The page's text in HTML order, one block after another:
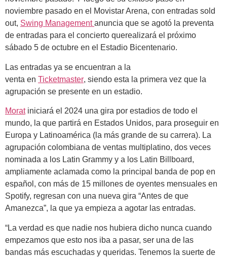
noviembre pasado en el Movistar Arena, con entradas sold
out, Swing Managementanuncia que se agotó la preventa
de entradas para el concierto querealizará el próximo
sábado 5 de octubre en el Estadio Bicentenario.
Las entradas ya se encuentran a la
venta en Ticketmaster, siendo esta la primera vez que la
agrupación se presente en un estadio.
Moratiniciará el 2024 una gira por estadios de todo el
mundo, la que partirá en Estados Unidos, para proseguir en
Europa y Latinoamérica (la más grande de su carrera). La
agrupación colombiana de ventas multiplatino, dos veces
nominada a los Latin Grammy y a los Latin Billboard,
ampliamente aclamada como la principal banda de pop en
español, con más de 15 millones de oyentes mensuales en
Spotify, regresan con una nueva gira “Antes de que
Amanezca”, la que ya empieza a agotar las entradas.
“La verdad es que nadie nos hubiera dicho nunca cuando
empezamos que esto nos iba a pasar, ser una de las
bandas más escuchadas y queridas. Tenemos la suerte de